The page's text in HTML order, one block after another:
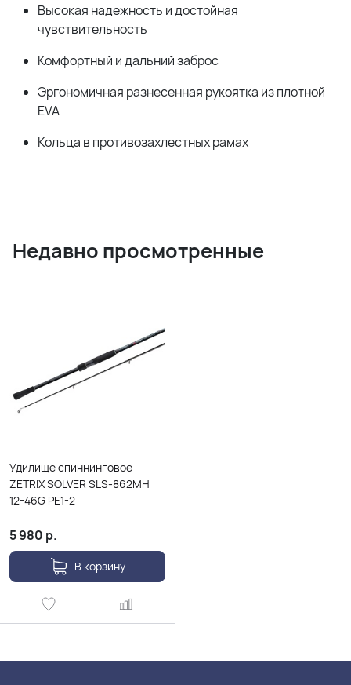
Высокая надежность и достойная
чувствительность
Комфортный и дальний заброс
Эргономичная разнесенная рукоятка из плотной
EVA
Кольца в противозахлестных рамах
Недавно просмотренные
Удилище спиннинговое
ZETRIX SOLVER SLS-862MH
12-46G PE1-2
5 980 р.
В корзину